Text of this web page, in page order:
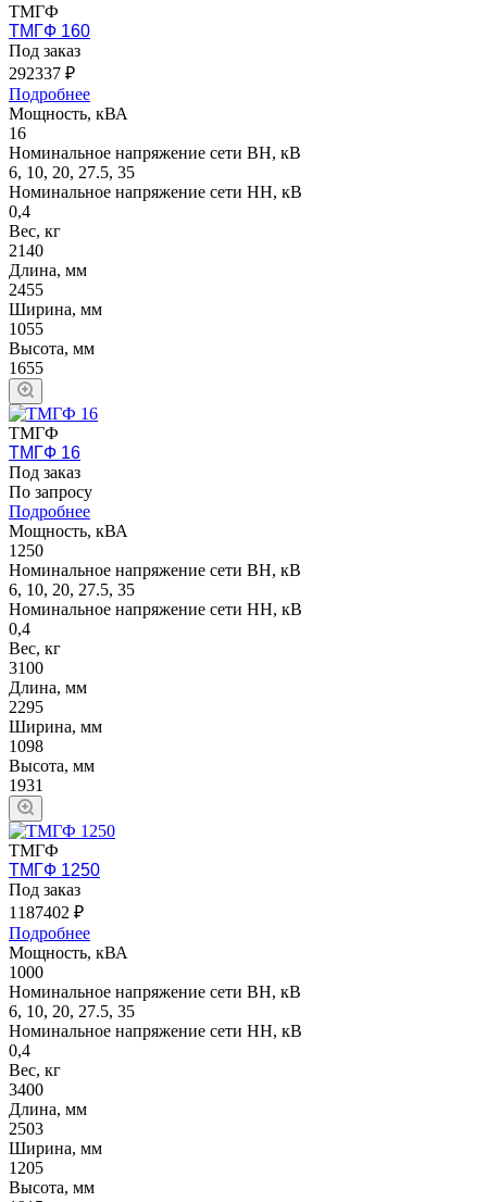
ТМГФ
ТМГФ 160
Под заказ
292337 ₽
Подробнее
Мощность, кВА
16
Номинальное напряжение сети ВН, кВ
6, 10, 20, 27.5, 35
Номинальное напряжение сети НН, кВ
0,4
Вес, кг
2140
Длина, мм
2455
Ширина, мм
1055
Высота, мм
1655
ТМГФ
ТМГФ 16
Под заказ
По запросу
Подробнее
Мощность, кВА
1250
Номинальное напряжение сети ВН, кВ
6, 10, 20, 27.5, 35
Номинальное напряжение сети НН, кВ
0,4
Вес, кг
3100
Длина, мм
2295
Ширина, мм
1098
Высота, мм
1931
ТМГФ
ТМГФ 1250
Под заказ
1187402 ₽
Подробнее
Мощность, кВА
1000
Номинальное напряжение сети ВН, кВ
6, 10, 20, 27.5, 35
Номинальное напряжение сети НН, кВ
0,4
Вес, кг
3400
Длина, мм
2503
Ширина, мм
1205
Высота, мм